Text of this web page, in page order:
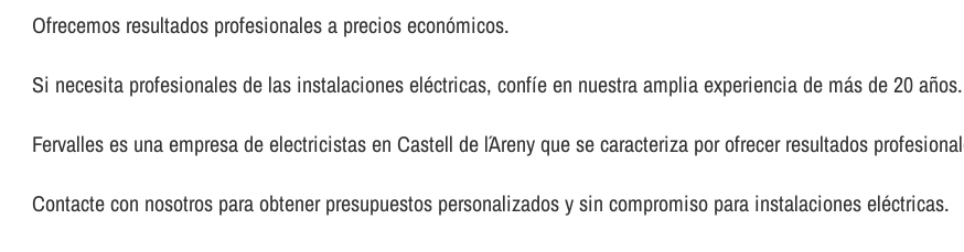
Ofrecemos resultados profesionales a precios económicos.
Si necesita profesionales de las instalaciones eléctricas, confí­e en nuestra amplia experiencia de más de 20 años.
Fervalles es una empresa de electricistas en Castell de l´Areny que se caracteriza por ofrecer resultados
Contacte con nosotros para obtener presupuestos personalizados y sin compromiso para instalaciones eléctricas.